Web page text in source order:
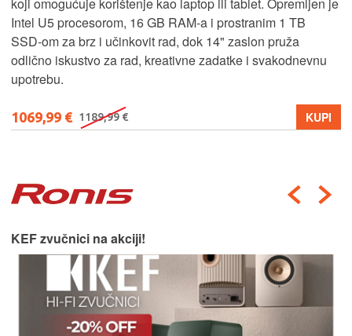
Intel U5 procesorom, 16 GB RAM-a i prostranim 1 TB
SSD‑om za brz i učinkovit rad, dok 14" zaslon pruža
odlično iskustvo za rad, kreativne zadatke i svakodnevnu
upotrebu.
1069,99 € 1189,99 € KUPI
KEF zvučnici na akciji!